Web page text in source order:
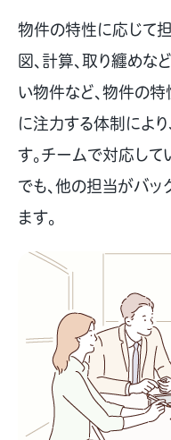
物件の特性に応じて
図、計算、取り纏め
い物件など、物件の
に注力する体制によ
す。チームで対応し
でも、他の担当がバッ
ます。